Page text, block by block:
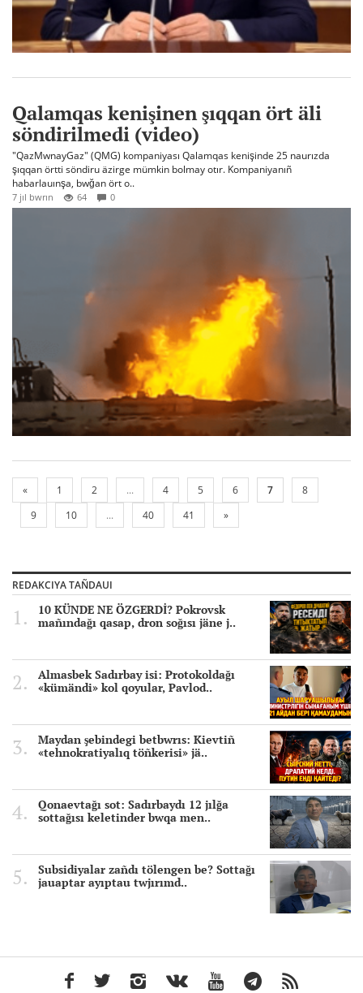
Qalamqas kenişinen şıqqan ört äli
söndirilmedi (video)
"QazMwnayGaz" (QMG) kompaniyası Qalamqas kenişinde 25 naurızda
şıqqan örtti söndiru äzirge mümkin bolmay otır. Kompaniyanıñ
habarlauınşa, bwğan ört o..
7 jıl bwrın 64 0
« 1 2 ... 4 5 6 7
8
9
10 ... 40 41 »
REDAKCIYA TAÑDAUI
10 KÜNDE NE ÖZGERDİ? Pokrovsk
mañındağı qasap, dron soğısı jäne j..
Almasbek Sadırbay isi: Protokoldağı
«kümändi» kol qoyular, Pavlod..
Maydan şebindegi betbwrıs: Kievtiñ
«tehnokratiyalıq töñkerisi» jä..
Qonaevtağı sot: Sadırbaydı 12 jılğa
sottağısı keletinder bwqa men..
Subsidiyalar zañdı tölengen be? Sottağı
jauaptar ayıptau twjırımd..